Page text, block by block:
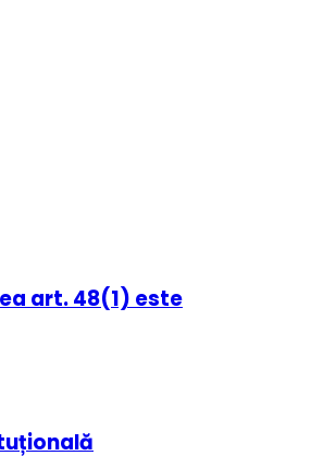
art. 48(1) este